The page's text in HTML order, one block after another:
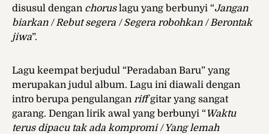
disusul dengan choruslagu yang berbunyi “Jangan
biarkan / Rebut segera / Segera robohkan / Berontak
jiwa”.
Lagu keempat berjudul “Peradaban Baru” yang
merupakan judul album. Lagu ini diawali dengan
intro berupa pengulangan riffgitar yang sangat
garang. Dengan lirik awal yang berbunyi “Waktu
terus dipacu tak ada kompromi / Yang lemah